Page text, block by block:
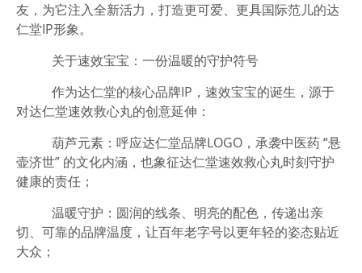
友，为它注入全新活力，打造更可爱、更具国际范儿的达
仁堂IP形象。
关于速效宝宝：一份温暖的守护符号
作为达仁堂的核心品牌IP，速效宝宝的诞生，源于
对达仁堂速效救心丸的创意延伸：
葫芦元素 ：呼应达仁堂品牌LOGO，承袭中医药 “悬
壶济世” 的文化内涵，也象征达仁堂速效救心丸时刻守护
健康的责任；
温暖守护 ：圆润的线条、明亮的配色，传递出亲
切、可靠的品牌温度，让百年老字号以更年轻的姿态贴近
大众；